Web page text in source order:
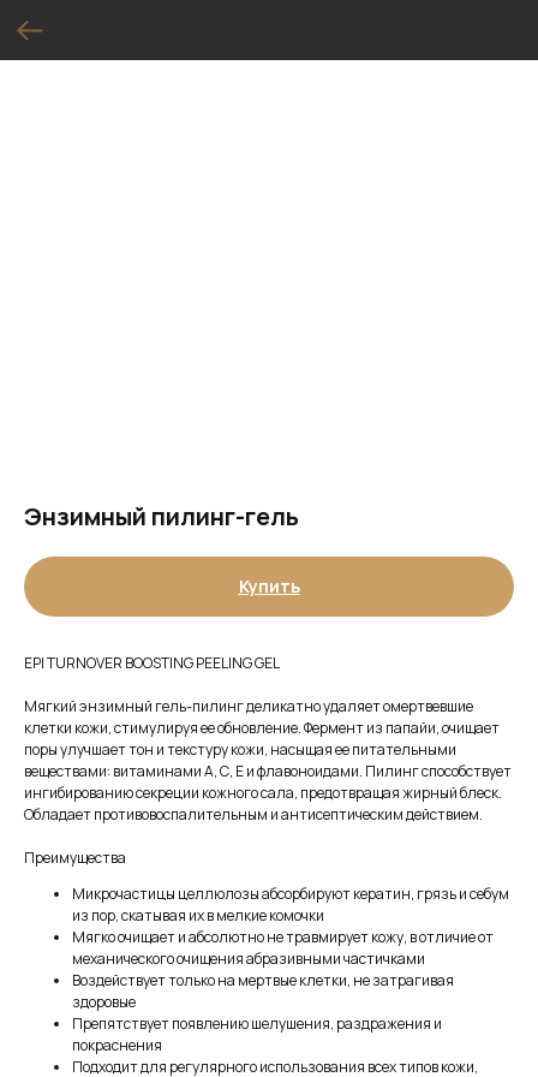
Энзимный пилинг-гель
Купить
EPI TURNOVER BOOSTING PEELING GEL
Мягкий энзимный гель-пилинг деликатно удаляет омертвевшие
клетки кожи, стимулируя ее обновление. Фермент из папайи, очищает
поры улучшает тон и текстуру кожи, насыщая ее питательными
веществами: витаминами А, С, Е и флавоноидами. Пилинг способствует
ингибированию секреции кожного сала, предотвращая жирный блеск.
Обладает противовоспалительным и антисептическим действием.
Преимущества
Микрочастицы целлюлозы абсорбируют кератин, грязь и себум
из пор, скатывая их в мелкие комочки
Мягко очищает и абсолютно не травмирует кожу, в отличие от
механического очищения абразивными частичками
Воздействует только на мертвые клетки, не затрагивая
здоровые
Препятствует появлению шелушения, раздражения и
покраснения
Подходит для регулярного использования всех типов кожи,